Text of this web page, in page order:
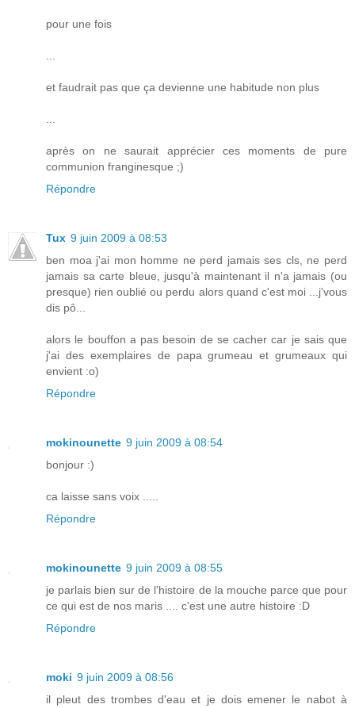
pour une fois
...
et faudrait pas que ça devienne une habitude non plus
...
après on ne saurait apprécier ces moments de pure
communion franginesque ;)
Répondre
Tux 9 juin 2009 à 08:53
ben moa j'ai mon homme ne perd jamais ses cls, ne perd
jamais sa carte bleue, jusqu'à maintenant il n'a jamais (ou
presque) rien oublié ou perdu alors quand c'est moi ...j'vous
dis pô...
alors le bouffon a pas besoin de se cacher car je sais que
j'ai des exemplaires de papa grumeau et grumeaux qui
envient :o)
Répondre
mokinounette 9 juin 2009 à 08:54
bonjour :)
ca laisse sans voix .....
Répondre
mokinounette 9 juin 2009 à 08:55
je parlais bien sur de l'histoire de la mouche parce que pour
ce qui est de nos maris .... c'est une autre histoire :D
Répondre
moki 9 juin 2009 à 08:56
il pleut des trombes d'eau et je dois emener le nabot à